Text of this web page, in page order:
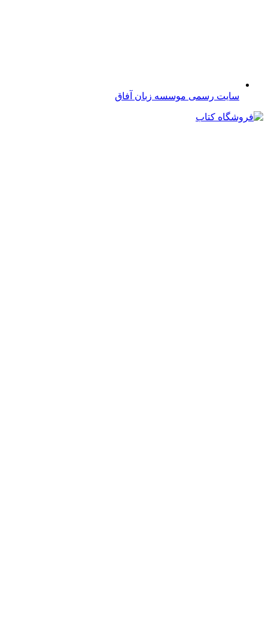
سایت رسمی موسسه زبان آفاق